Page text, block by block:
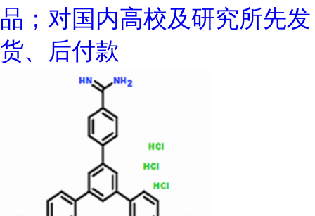
品；对国内高校及研究所先发
货、后付款